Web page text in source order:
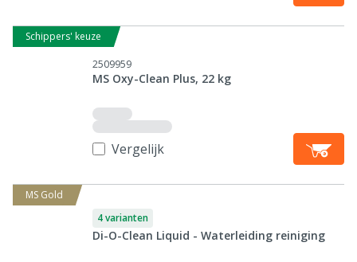
Schippers' keuze
2509959
MS Oxy-Clean Plus, 22 kg
Vergelijk
MS Gold
4 varianten
Di-O-Clean Liquid - Waterleiding reiniging